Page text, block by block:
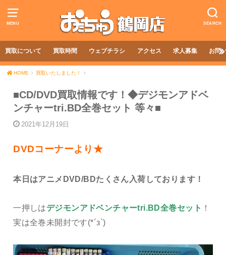
MENU SEARCH
買取について 買取時間 ウェブチラシ アクセス 求人募集 お問
HOME 買取いたしました！
■CD/DVD買取情報です！◆デジモンアドベ
ンチャーtri.BD全巻セット 等々■
2021年12月19日
DVDコーナーより★
本日はアニメDVD/BDたくさん入荷しております！
一押しはデジモンアドベンチャーtri.BD全巻セット ！
実は全巻未開封です(*´з`)